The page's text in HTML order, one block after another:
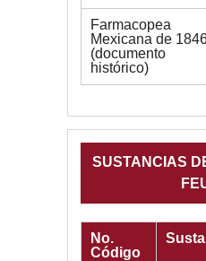
Farmacopea
Mexicana de
(documento
histórico)
SUSTANCIAS
No.
Código